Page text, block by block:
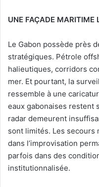
UNE FAÇADE MARITIME
Le Gabon possède près
stratégiques. Pétrole
halieutiques, corridors
mer. Et pourtant, la
ressemble à une
eaux gabonaises restent
radar demeurent
sont limités. Les
dans l’improvisation
parfois dans des
institutionnalisée.